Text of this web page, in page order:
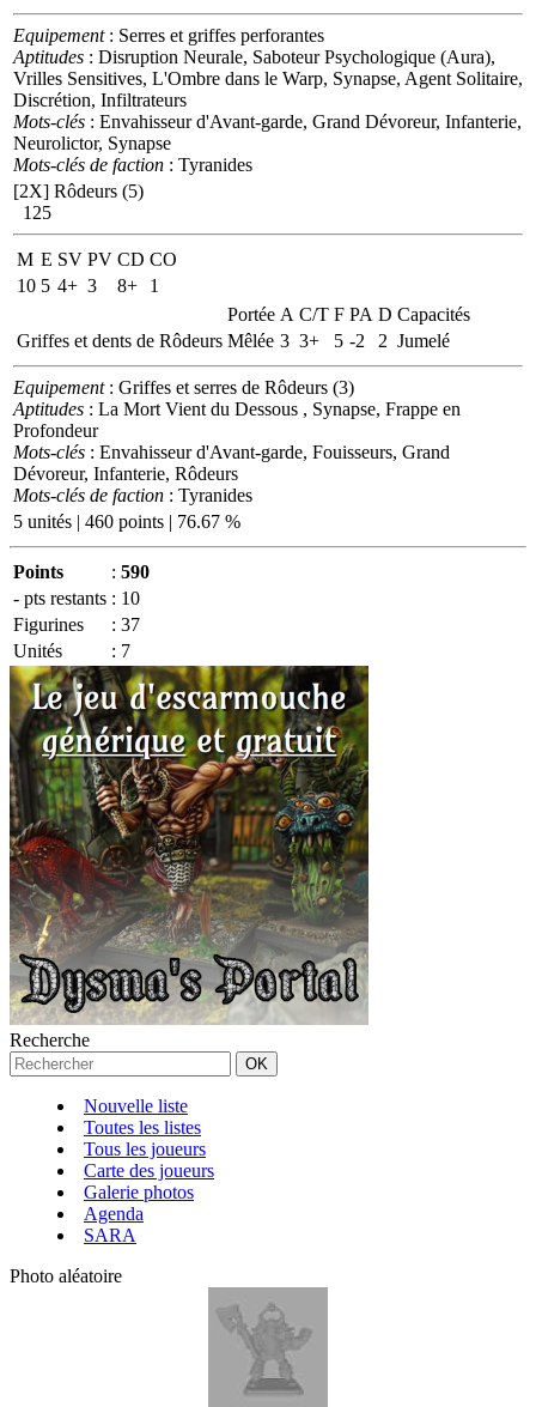
Equipement: Serres et griffes perforantes
Aptitudes : Disruption Neurale, Saboteur Psychologique (Aura),
Vrilles Sensitives, L'Ombre dans le Warp, Synapse, Agent Solitaire,
Discrétion, Infiltrateurs
Mots-clés : Envahisseur d'Avant-garde, Grand Dévoreur, Infanterie,
Neurolictor, Synapse
Mots-clés de faction : Tyranides
[2X] Rôdeurs (5)
125
M E SV PV CD CO
10 5 4+ 3 8+
1
Portée A C/T F PA D Capacités
Griffes et dents de Rôdeurs Mêlée 3 3+ 5 -2 2 Jumelé
Equipement: Griffes et serres de Rôdeurs (3)
Aptitudes : La Mort Vient du Dessous , Synapse, Frappe en
Profondeur
Mots-clés : Envahisseur d'Avant-garde, Fouisseurs, Grand
Dévoreur, Infanterie, Rôdeurs
Mots-clés de faction : Tyranides
5 unités | 460 points | 76.67 %
Points : 590
- pts restants : 10
Figurines
: 37
Unités
: 7
Recherche
Nouvelle liste
Toutes les listes
Tous les joueurs
Carte des joueurs
Galerie photos
Agenda
SARA
Photo aléatoire